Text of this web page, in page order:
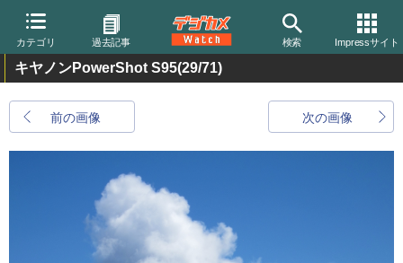
カテゴリ 過去記事 検索 Impressサイト
キヤノンPowerShot S95(29/71)
前の画像 次の画像